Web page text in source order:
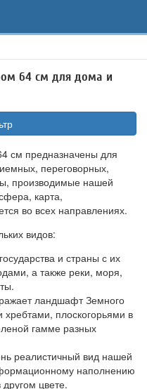
64 см для дома и
см предназначены для
переговорных,
производимые нашей
карта,
во всех направлениях.
видов:
и страны с их
а также реки, моря,
ландшафт Земного
плоскогорьями в
гамме разных
реалистичный вид нашей
наполнению
цвете.